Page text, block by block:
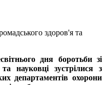
здоров'я та
дня боротьби зі
науковці зустрілися з
департаментів охорони